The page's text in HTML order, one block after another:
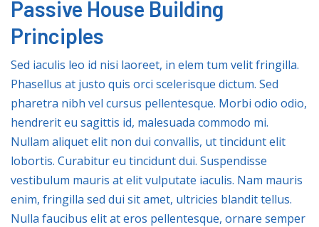
Passive House Building
Principles
Sed iaculis leo id nisi laoreet, in elem tum velit fringilla.
Phasellus at justo quis orci scelerisque dictum. Sed
pharetra nibh vel cursus pellentesque. Morbi odio odio,
hendrerit eu sagittis id, malesuada commodo mi.
Nullam aliquet elit non dui convallis, ut tincidunt elit
lobortis. Curabitur eu tincidunt dui. Suspendisse
vestibulum mauris at elit vulputate iaculis. Nam mauris
enim, fringilla sed dui sit amet, ultricies blandit tellus.
Nulla faucibus elit at eros pellentesque, ornare semper